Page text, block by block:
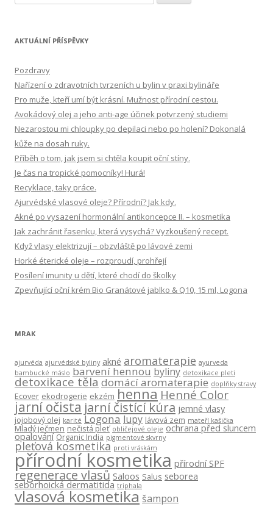
y
l
d
á
v
á
n
í
AKTUÁLNÍ PŘÍSPĚVKY
Pozdravy
Nařízení o zdravotních tvrzeních u bylin v praxi bylináře
Pro muže, kteří umí být krásní. Mužnost přírodní cestou.
Avokádový olej a jeho anti-age účinek potvrzený studiemi
Nezarostou mi chloupky po depilaci nebo po holení? Dokonalá
kůže na dosah ruky.
Příběh o tom, jak jsem si chtěla koupit oční stíny.
Je čas na tropické pomocníky! Hurá!
Recyklace, taky práce.
Ajurvédské vlasové oleje? Přírodní? Jak kdy.
Akné po vysazení hormonální antikoncepce II. – kosmetika
Jak zachránit řasenku, která vysychá? Vyzkoušený recept.
Když vlasy elektrizují – obzvláště po lávové zemi
Horké éterické oleje – rozproudí, prohřejí
Posílení imunity u dětí, které chodí do školky
Zpevňující oční krém Bio Granátové jablko & Q10, 15 ml, Logona
MRAK
ajurvéda ajurvédské byliny akné aromaterapie ayurveda
bambucké máslo barvení hennou byliny detoxikace pleti
detoxikace těladomácí aromaterapie doplňky stravy
Ecover ekodrogerie ekzém henna Henné Color
jarní očista jarní čistící kúra jemné vlasy
jojobový olej karité Logonalupy lávová zem mateří kašička
Mladý ječmen nečistá pleť obličejové oleje ochrana před sluncem
opalování Organic India pigmentové skvrny
pleťová kosmetika proti vráskám
přírodní kosmetika přírodní SPF
regenerace vlasů Saloos Salus seborea
seborhoická dermatitida triphala
vlasová kosmetika šampon